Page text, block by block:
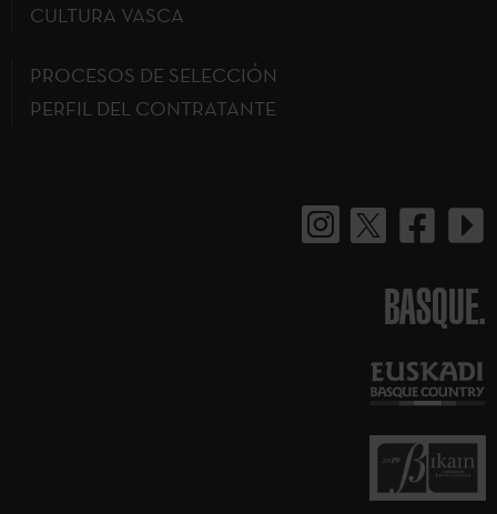
CULTURA VASCA
PROCESOS DE SELECCIÓN
PERFIL DEL CONTRATANTE
BASQUE.